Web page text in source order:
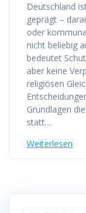
Deutschland
geprägt –
oder
nicht beliebig
bedeutet
aber keine
religiösen
Grundlagen
statt…
Weiterlesen